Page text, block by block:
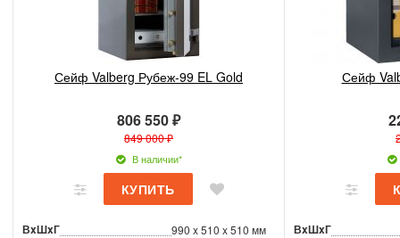
Сейф Valberg Рубеж-99 EL Gold
806 550 ₽
849 000 ₽
В наличии*
ВxШxГ 990 x 510 x 510 мм
Сейф
ВxШxГ